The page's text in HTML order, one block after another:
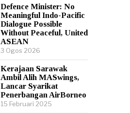
Defence Minister: No
Meaningful Indo-Pacific
Dialogue Possible
Without Peaceful, United
ASEAN
3 Ogos 2026
Kerajaan Sarawak
Ambil Alih MASwings,
Lancar Syarikat
Penerbangan AirBorneo
15 Februari 2025